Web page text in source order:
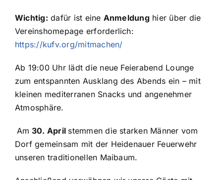
Wichtig: dafür ist eine Anmeldunghier über die
Vereinshomepage erforderlich:
https://kufv.org/mitmachen/
Ab 19:00 Uhr lädt die neue Feierabend Lounge
zum entspannten Ausklang des Abends ein – mit
kleinen mediterranen Snacks und angenehmer
Atmosphäre.
Am 30. April stemmen die starken Männer vom
Dorf gemeinsam mit der Heidenauer Feuerwehr
unseren traditionellen Maibaum.